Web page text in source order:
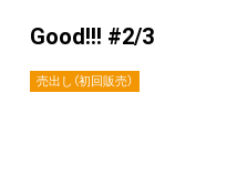
Good!!! #2/3
売出し（初回販売）